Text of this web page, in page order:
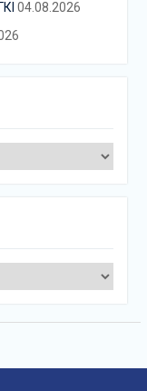
04.08.2026